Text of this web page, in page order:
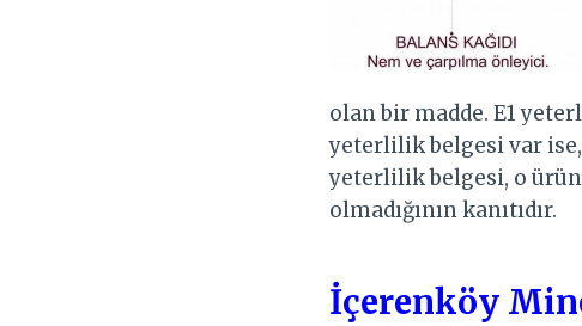
olan bir madde. E1
yeterlilik belgesi var ise,
yeterlilik belgesi, o
olmadığının kanıtıdır.
İçerenköy